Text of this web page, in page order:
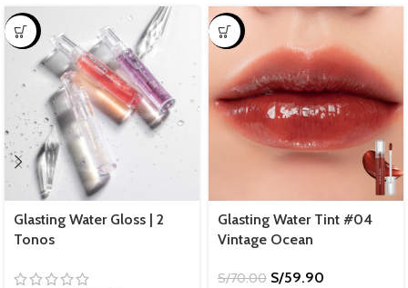
-14%
Glasting Water Gloss | 2
Tonos
-14%
Glasting Water Tint #04
Vintage Ocean
S/70.00 S/59.90